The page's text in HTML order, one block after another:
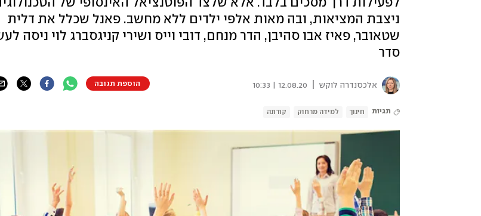
לפעילות דרך מסכים בלבד. אלא שלצד הפוטנציאל האינסופי של
ניצבת המציאות, ובה מאות אלפי ילדים ללא מחשב. פאנל שכלל את דלית
שטאובר, פאיז אבו סהיבן, הדר מנחם, דובי וייס ושירי קניגסברג לוי ניסה
סדר
אלכסנדרה לוקש 12.08.20 | 10:33 הוספת תגובה
תגיות חינוך למידה מרחוק קורונה